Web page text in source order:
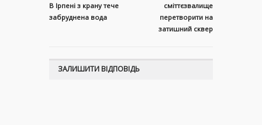
В Ірпені з крану тече
забруднена вода
сміттєзвалище
перетворити на
затишний сквер
ЗАЛИШИТИ ВІДПОВІДЬ